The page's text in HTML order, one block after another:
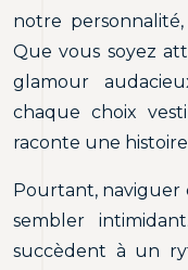
notre
Que vous soyez
glamour
chaque choix
raconte une
Pourtant, naviguer
sembler
succèdent à un